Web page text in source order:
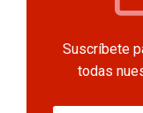
Suscríbete
todas